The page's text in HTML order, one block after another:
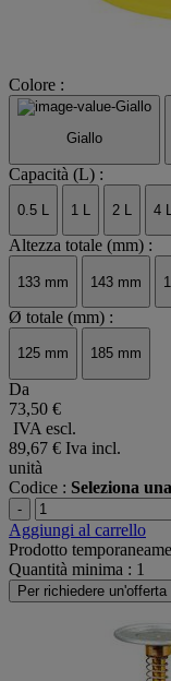
Colore :
Giallo
Capacità (L) :
0.5 L 1 L 2 L 4
Altezza totale (mm) :
133 mm 143 mm
Ø totale (mm) :
125 mm 185 mm
Da
73,50 €
IVA escl.
89,67 € Iva incl.
unità
Codice : Seleziona
-
Aggiungi al carrello
Prodotto
Quantità minima : 1
Per richiedere un'offerta